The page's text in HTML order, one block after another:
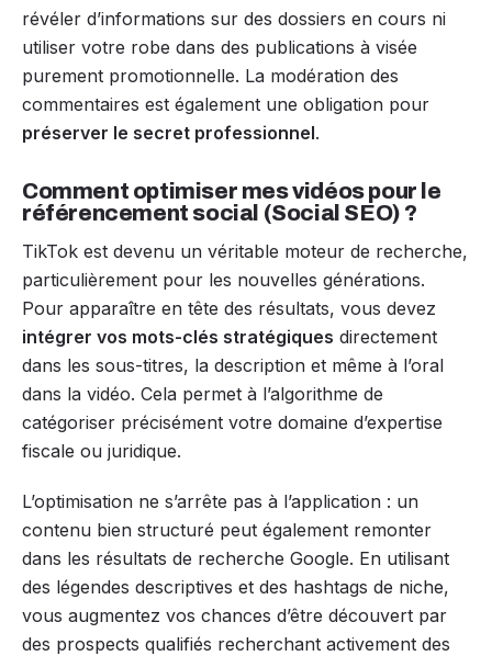
révéler d’informations sur des dossiers en cours ni
utiliser votre robe dans des publications à visée
purement promotionnelle. La modération des
commentaires est également une obligation pour
préserver le secret professionnel.
Comment optimiser mes vidéos pour le
référencement social (Social SEO) ?
TikTok est devenu un véritable moteur de recherche,
particulièrement pour les nouvelles générations.
Pour apparaître en tête des résultats, vous devez
intégrer vos mots-clés stratégiques directement
dans les sous-titres, la description et même à l’oral
dans la vidéo. Cela permet à l’algorithme de
catégoriser précisément votre domaine d’expertise
fiscale ou juridique.
L’optimisation ne s’arrête pas à l’application : un
contenu bien structuré peut également remonter
dans les résultats de recherche Google. En utilisant
des légendes descriptives et des hashtags de niche,
vous augmentez vos chances d’être découvert par
des prospects qualifiés recherchant activement des